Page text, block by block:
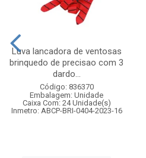
Luva lancadora de ventosas
brinquedo de precisao com 3
dardo...
Código: 836370
Embalagem: Unidade
Caixa Com: 24 Unidade(s)
Inmetro: ABCP-BRI-0404-2023-16